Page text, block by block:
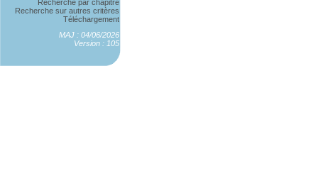
Recherche par chapitre
Recherche sur autres critères
Téléchargement
MAJ : 04/06/2026
Version : 105